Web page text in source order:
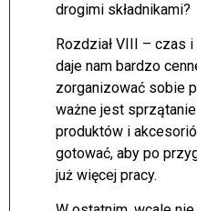
drogimi składnikami?
Rozdział VIII – czas
daje nam bardzo
zorganizować sobie
ważne jest
produktów i
gotować, aby po
już więcej pracy.